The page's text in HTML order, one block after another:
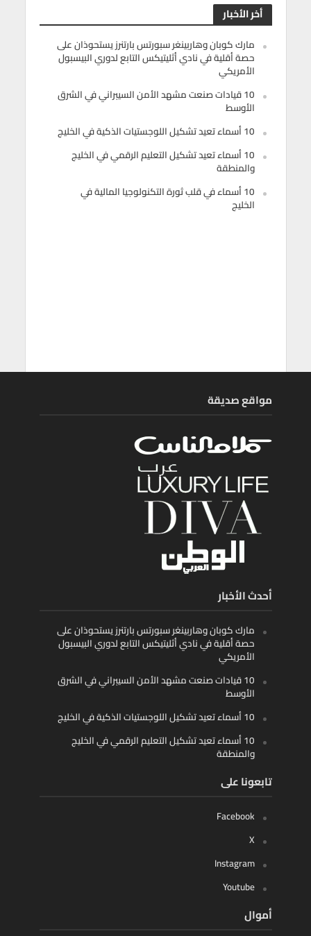
أخر الأخبار
مارك كوبان وهاربينغر سبورتس بارتنرز يستحوذان على
حصة أقلية في نادي أثليتيكس التابع لدوري البيسبول
الأمريكي
10 قيادات صنعت مشهد الأمن السيبراني في الشرق
الأوسط
10 أسماء تعيد تشكيل اللوجستيات الذكية في الخليج
10 أسماء تعيد تشكيل التعليم الرقمي في الخليج
والمنطقة
10 أسماء في قلب ثورة التكنولوجيا المالية في
الخليج
مواقع صديقة
أحدث الأخبار
مارك كوبان وهاربينغر سبورتس بارتنرز يستحوذان على
حصة أقلية في نادي أثليتيكس التابع لدوري البيسبول
الأمريكي
10 قيادات صنعت مشهد الأمن السيبراني في الشرق
الأوسط
10 أسماء تعيد تشكيل اللوجستيات الذكية في الخليج
10 أسماء تعيد تشكيل التعليم الرقمي في الخليج
والمنطقة
تابعونا على
Facebook
X
Instagram
Youtube
أموال